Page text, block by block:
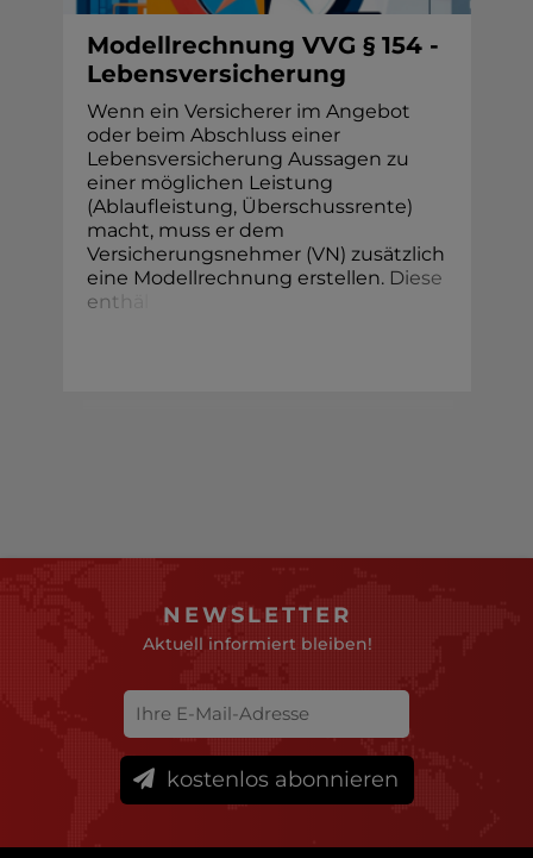
Modellrechnung VVG § 154 -
Lebensversicherung
Wenn ein Versicherer im Angebot
oder beim Abschluss einer
Lebensversicherung Aussagen zu
einer möglichen Leistung
(Ablaufleistung, Überschussrente)
macht, muss er dem
Versicherungsnehmer (VN) zusätzlich
eine Modellrechnung erstellen. Diese
enth
NEWSLETTER
Aktuell informiert bleiben!
kostenlos abonnieren